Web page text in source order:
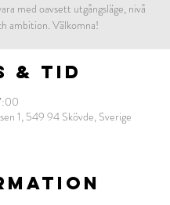
med oavsett utgångsläge, nivå
ambition. Välkomna!
& Tid
1, 549 94 Skövde, Sverige